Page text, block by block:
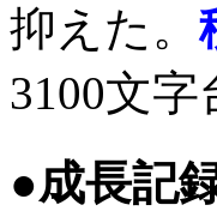
抑えた。
3100文
●成長記